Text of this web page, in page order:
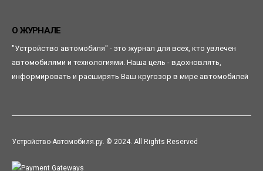
О ЖУРНАЛЕ
"Устройство автомобиля" - это журнал для всех, кто увлечен
автомобилями и технологиями. Наша цель - вдохновлять,
информировать и расширять Ваш кругозор в мире автомобилей
Устройство-Автомобиля.ру. © 2024. All Rights Reserved